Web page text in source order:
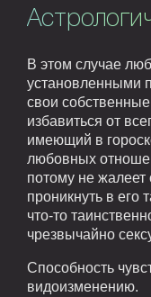
В этом случае
установленными
свои
избавиться от
имеющий в
любовных
потому не жалеет
проникнуть в его
что-то
чрезвычайно
Способность
видоизменению.